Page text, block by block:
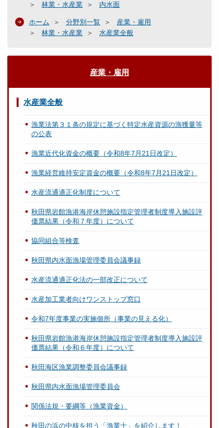
林業・水産業
内水面
ホーム 分野別一覧
産業・雇用
林業・水産業
水産業全般
産業・雇用
水産業全般
漁業法第３１条の規定に基づく特定水産資源の漁獲量等
の公表
漁業近代化資金の概要（令和8年7月21日改定）
漁業経営維持安定資金の概要（令和8年7月21日改定）
水産流通適正化制度について
秋田県岩館漁港海岸休憩施設指定管理者制度導入施設評
価票結果（令和７年度）について
協同組合等検査
秋田県内水面漁場管理委員会議事録
水産流通適正化法の一部改正について
水産加工業者向けワンストップ窓口
令和7年度事業の実施個所（事業の見える化）
秋田県岩館漁港海岸休憩施設指定管理者制度導入施設評
価票結果（令和６年度）について
秋田海区漁業調整委員会議事録
秋田県内水面漁場管理委員会
関係法規・要綱等（漁業資金）
秋田の浜の中核を担う「漁業士」を紹介します！